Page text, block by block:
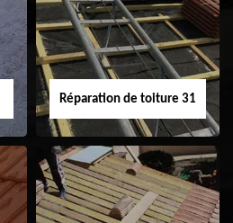
demoussage de
toiture 31
Réparation de toiture 31